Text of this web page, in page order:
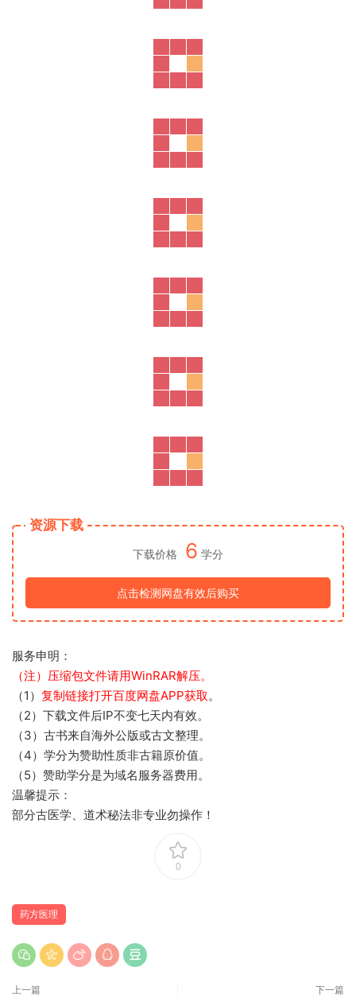
资源下载
下载价格 6 学分
点击检测网盘有效后购买
服务申明：
（注）压缩包文件请用WinRAR解压。
（1） 复制链接打开百度网盘APP获取。
（2）下载文件后IP不变七天内有效。
（3）古书来自海外公版或古文整理。
（4）学分为赞助性质非古籍原价值。
（5）赞助学分是为域名服务器费用。
温馨提示：
部分古医学、道术秘法非专业勿操作！
0
药方医理
上一篇 下一篇